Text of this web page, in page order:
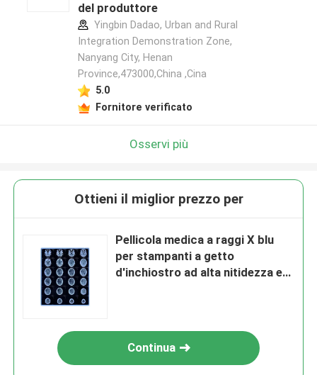
del produttore
Yingbin Dadao, Urban and Rural
Integration Demonstration Zone,
Nanyang City, Henan
Province,473000,China ,Cina
5.0
Fornitore verificato
Osservi più
Ottieni il miglior prezzo per
Pellicola medica a raggi X blu
per stampanti a getto
d'inchiostro ad alta nitidezza e
Continua